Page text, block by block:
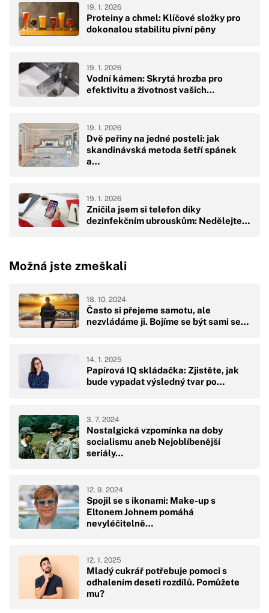
Proteiny a chmel: Klíčové složky pro
dokonalou stabilitu pivní pěny
19. 1. 2026
Vodní kámen: Skrytá hrozba pro
efektivitu a životnost vašich…
19. 1. 2026
Dvě peřiny na jedné posteli: jak
skandinávská metoda šetří spánek
a…
19. 1. 2026
Zničila jsem si telefon díky
dezinfekčním ubrouskům: Nedělejte…
19. 1. 2026
Možná jste zmeškali
Často si přejeme samotu, ale
nezvládáme ji. Bojíme se být sami se…
18. 10. 2024
Papírová IQ skládačka: Zjistěte, jak
bude vypadat výsledný tvar po…
14. 1. 2025
Nostalgická vzpomínka na doby
socialismu aneb Nejoblíbenější
seriály…
3. 7. 2024
Spojil se s ikonami: Make-up s
Eltonem Johnem pomáhá
nevyléčitelně…
12. 9. 2024
Mladý cukrář potřebuje pomoci s
odhalením deseti rozdílů. Pomůžete
mu?
12. 1. 2025